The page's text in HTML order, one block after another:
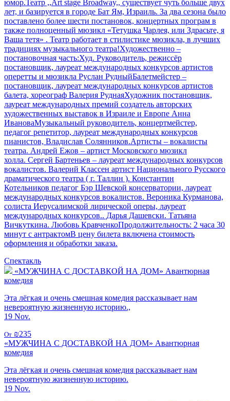
юмор.Театр ,,Art stage Broadway,, существует чуть больше двух
лет, и базируется в городе Бат Ям, Израиль. За два сезона было
поставлено более шести постановок, концертных програм в
также полноценный мюзикл «Тетушка Чарлея, или Здрасьте, я
Ваша тетя» . Театр работает в стилистике мюзикла, в лучших
традициях музыкального театра!Художественно –
постановочная часть:Худ. Руководитель, режиссёр
постановщик, лауреат международных конкурсов артистов
оперетты и мюзикла Руслан РудныйБалетмейстер –
постановщик, лауреат международных конкурсов артистов
балета, хореограф Валерия РуднаяХудожник постановщик,
лауреат международных премий создатель авторских
художественных выставок в Израиле и Европе Анна
ИвановаМузыкальный руководитель, концертмейстер,
педагог репетитор, лауреат международных конкурсов
пианистов, Владислав Солянников.Артисты – вокалисты
театра. Андрей Ежов – артист Московского мюзикл
холла. Сергей Бартеньев – лауреат международных конкурсов
вокалистов. Валерий Классен артист Национального Русского
драматического театра ( г. Таллин ). Константин
Котельников педагог Бэр Шевской консерватории, лауреат
международных конкурсов вокалистов. Вероника Курманова,
солиста Иерусалимской лирической оперы, лауреат
международных конкурсов.. Дарья Дашевски. Татьяна
Вичкуткина. Любовь КравченкоПродолжительность: 2 часа 30
минут с антрактомВ цену билета включена стоимость
оформления и обработки заказа.
Спектакль
«МУЖЧИНА С ДОСТАВКОЙ НА ДОМ» Авантюрная
комедия
Эта лёгкая и очень смешная комедия рассказывает нам
невероятную жизненную историю.,
19 Nov.
От ₪235
«МУЖЧИНА С ДОСТАВКОЙ НА ДОМ» Авантюрная
комедия
Эта лёгкая и очень смешная комедия рассказывает нам
невероятную жизненную историю.
19 Nov.